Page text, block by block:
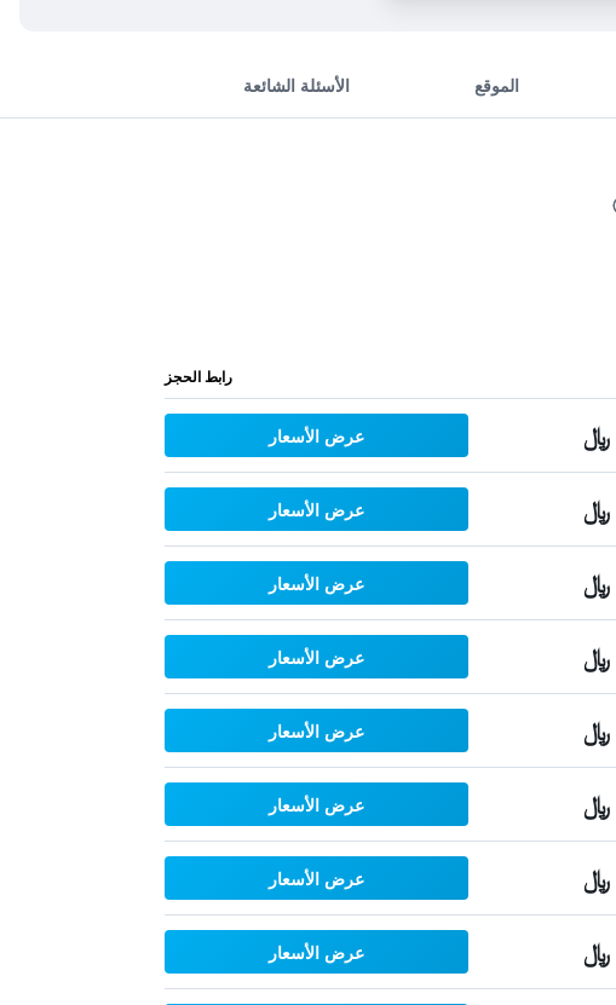
الموقع الأسئلة الشائعة
رابط الحجز
عرض الأسعار
عرض الأسعار
عرض الأسعار
عرض الأسعار
عرض الأسعار
عرض الأسعار
عرض الأسعار
عرض الأسعار